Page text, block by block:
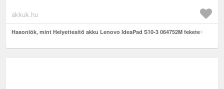
akkuk.hu
Hasonlók, mint Helyettesítő akku Lenovo IdeaPad S10-3 064752M fekete